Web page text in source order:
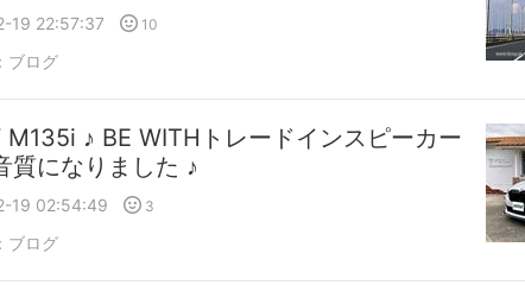
19 22:57:37 10
ブログ
M135i ♪ BE WITHトレードインスピーカー
質になりました ♪
19 02:54:49 3
ブログ